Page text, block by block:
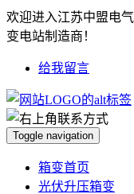
欢迎进入江苏中盟电
变电站制造商！
给我留言
Toggle navigation
箱变首页
光伏升压箱变